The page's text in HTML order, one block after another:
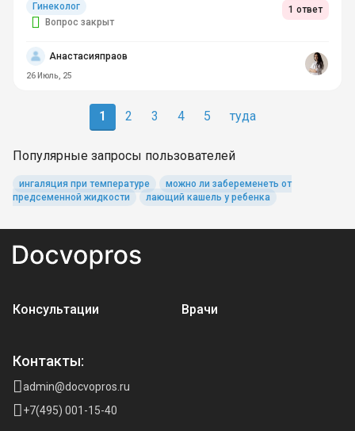
Гинеколог
Вопрос закрыт
1 ответ
Анастасияпраов
26 Июль, 25
1 2 3 4 5 туда
Популярные запросы пользователей
ингаляция при температуре
можно ли забеременеть от
предсеменной жидкости
лающий кашель у ребенка
Консультации Врачи
Контакты:
admin@docvopros.ru
+7(495) 001-15-40